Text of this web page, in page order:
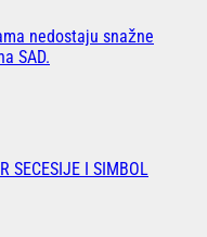
nedostaju snažne
SAD.
SECESIJE I SIMBOL